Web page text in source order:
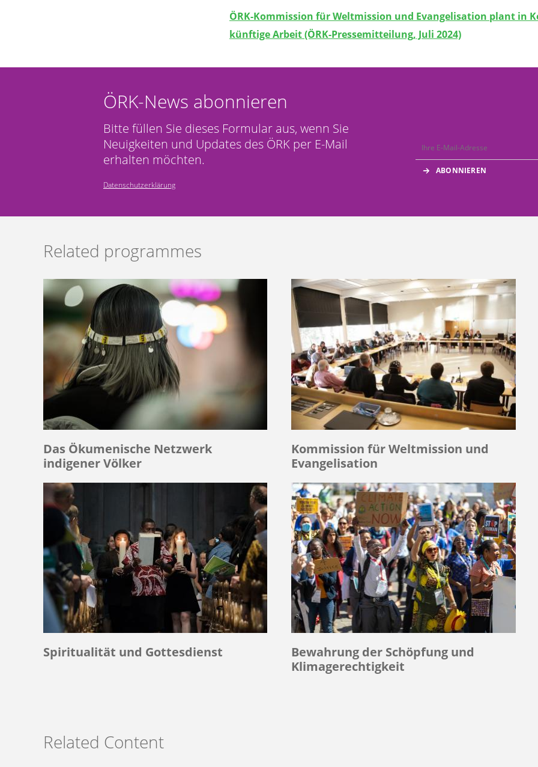
ÖRK-Kommission für Weltmission und Evangelisation plant in
künftige Arbeit (ÖRK-Pressemitteilung, Juli 2024)
ÖRK-News abonnieren
Bitte füllen Sie dieses Formular aus, wenn Sie
Neuigkeiten und Updates des ÖRK per E-Mail
erhalten möchten.
Datenschutzerklärung
Related programmes
Das Ökumenische Netzwerk
indigener Völker
Kommission für Weltmission und
Evangelisation
Spiritualität und Gottesdienst
Bewahrung der Schöpfung und
Klimagerechtigkeit
Related Content